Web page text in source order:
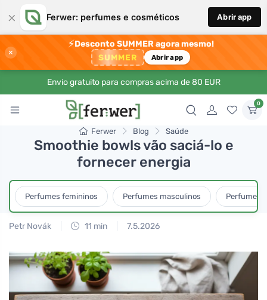
× Ferwer: perfumes e cosméticos Abrir app
×
⚡Desconto SUMMER agora mesmo!
SUMMER Abrir app
Envio gratuito para compras acima de 80 EUR
0
Ferwer Blog Saúde
Smoothie bowls vão saciá-lo e
fornecer energia
Perfumes femininos Perfumes masculinos Perfumes
Petr Novák 11 min 7.5.2026